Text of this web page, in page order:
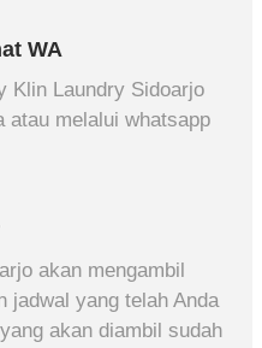
WA
Klin Laundry Sidoarjo
atau melalui whatsapp
akan mengambil
jadwal yang telah Anda
akan diambil sudah